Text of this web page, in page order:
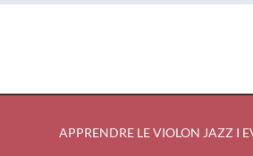
APPRENDRE LE VIOLON JAZZ I